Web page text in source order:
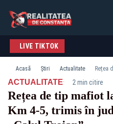
LIVE TIKTOK
Acasă Știri Actualitate
ACTUALITATE· 2 min citire
Rețea de tip mafiot
Km 4-5, trimis în